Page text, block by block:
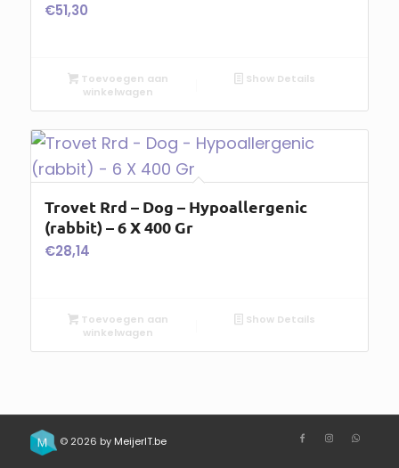
€51,30
Toevoegen aan
winkelwagen
Show Details
Trovet Rrd – Dog – Hypoallergenic
(rabbit) – 6 X 400 Gr
€28,14
Toevoegen aan
winkelwagen
Show Details
© 2026 by MeijerIT.be